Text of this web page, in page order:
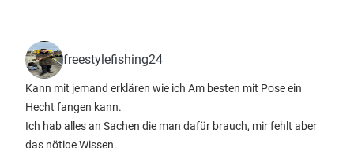
freestylefishing24
Kann mit jemand erklären wie ich Am besten mit Pose ein
Hecht fangen kann.
Ich hab alles an Sachen die man dafür brauch, mir fehlt aber
das nötige Wissen.